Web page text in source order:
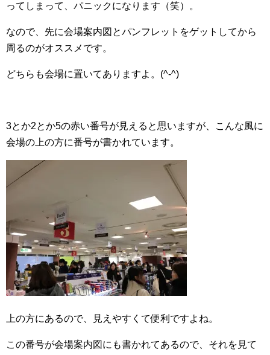
ってしまって、パニックになります（笑）。
なので、先に会場案内図とパンフレットをゲットしてから
周るのがオススメです。
どちらも会場に置いてありますよ。(^-^)
3とか2とか5の赤い番号が見えると思いますが、こんな風に
会場の上の方に番号が書かれています。
上の方にあるので、見えやすくて便利ですよね。
この番号が会場案内図にも書かれてあるので、それを見て